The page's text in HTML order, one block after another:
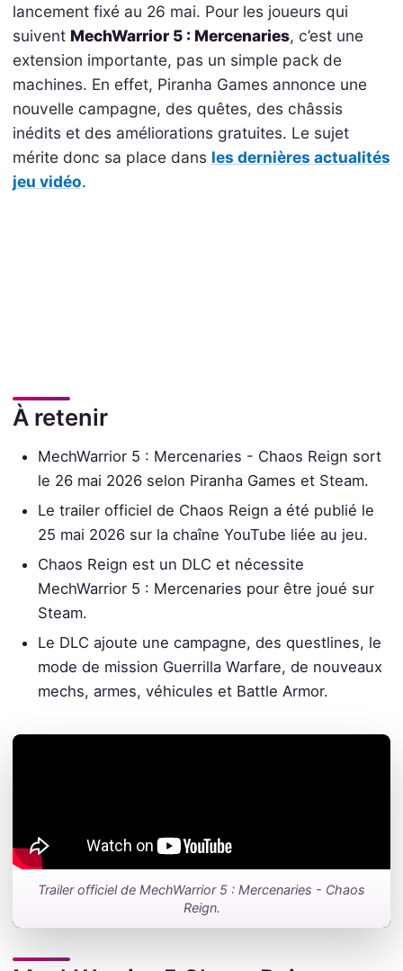
lancement fixé au 26 mai. Pour les joueurs qui
suivent MechWarrior 5 : Mercenaries, c’est une
extension importante, pas un simple pack de
machines. En effet, Piranha Games annonce une
nouvelle campagne, des quêtes, des châssis
inédits et des améliorations gratuites. Le sujet
mérite donc sa place dans les dernières actualités
jeu vidéo.
À retenir
MechWarrior 5 : Mercenaries - Chaos Reign sort
le 26 mai 2026 selon Piranha Games et Steam.
Le trailer officiel de Chaos Reign a été publié le
25 mai 2026 sur la chaîne YouTube liée au jeu.
Chaos Reign est un DLC et nécessite
MechWarrior 5 : Mercenaries pour être joué sur
Steam.
Le DLC ajoute une campagne, des questlines, le
mode de mission Guerrilla Warfare, de nouveaux
mechs, armes, véhicules et Battle Armor.
Trailer officiel de MechWarrior 5 : Mercenaries - Chaos
Reign.